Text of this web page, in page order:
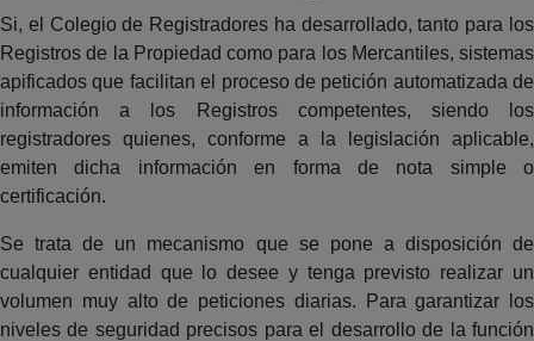
Si, el Colegio de Registradores ha desarrollado, tanto para los
Registros de la Propiedad como para los Mercantiles, sistemas
apificados que facilitan el proceso de petición automatizada de
información a los Registros competentes, siendo los
registradores quienes, conforme a la legislación aplicable,
emiten dicha información en forma de nota simple o
certificación.
Se trata de un mecanismo que se pone a disposición de
cualquier entidad que lo desee y tenga previsto realizar un
volumen muy alto de peticiones diarias. Para garantizar los
niveles de seguridad precisos para el desarrollo de la función